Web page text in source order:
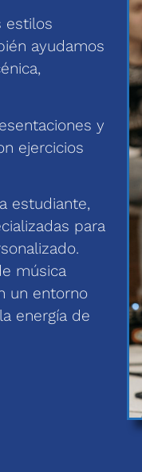
estilos
ayudamos
y
ejercicios
estudiante,
para
música
un entorno
energía de